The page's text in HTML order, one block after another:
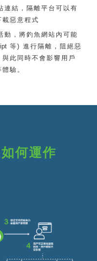
連結，隔離平台可以有
惡意程式
動，將釣魚網站內可能
等) 進行隔離，阻絕惡
此同時不會影響用戶
驗。
何運作